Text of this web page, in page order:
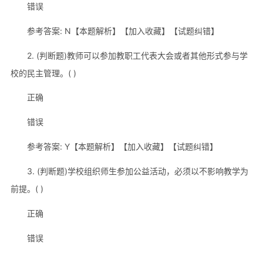
错误
参考答案: N【本题解析】【加入收藏】【试题纠错】
2. (判断题)教师可以参加教职工代表大会或者其他形式参与学
校的民主管理。( )
正确
错误
参考答案: Y【本题解析】【加入收藏】【试题纠错】
3. (判断题)学校组织师生参加公益活动，必须以不影响教学为
前提。( )
正确
错误